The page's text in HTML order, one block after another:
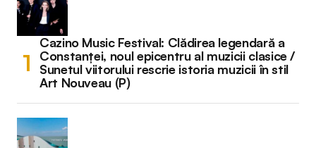
Cazino Music Festival: Clădirea legendară a
Constanței, noul epicentru al muzicii clasice /
Sunetul viitorului rescrie istoria muzicii în stil
Art Nouveau (P)